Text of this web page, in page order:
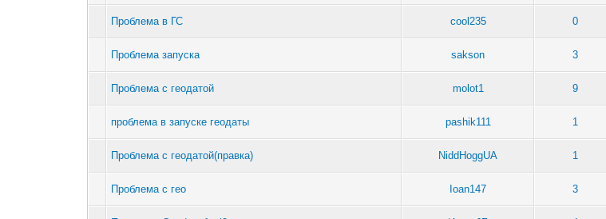
Проблема в ГС cool235 0
Проблема запуска sakson 3
Проблема с геодатой molot1 9
проблема в запуске геодаты pashik111 1
Проблема с геодатой(правка) NiddHoggUA 1
Проблема с гео Ioan147 3